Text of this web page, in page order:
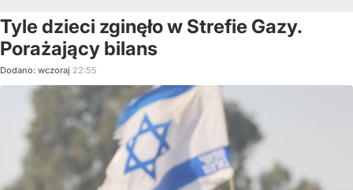
Tyle dzieci zginęło w Strefie Gazy.
Porażający bilans
Dodano: wczoraj 22:55